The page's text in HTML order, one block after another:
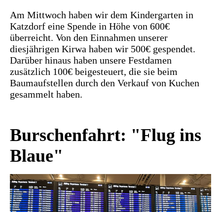
Am Mittwoch haben wir dem Kindergarten in
Katzdorf eine Spende in Höhe von 600€
überreicht. Von den Einnahmen unserer
diesjährigen Kirwa haben wir 500€ gespendet.
Darüber hinaus haben unsere Festdamen
zusätzlich 100€ beigesteuert, die sie beim
Baumaufstellen durch den Verkauf von Kuchen
gesammelt haben.
Burschenfahrt: "Flug ins
Blaue"